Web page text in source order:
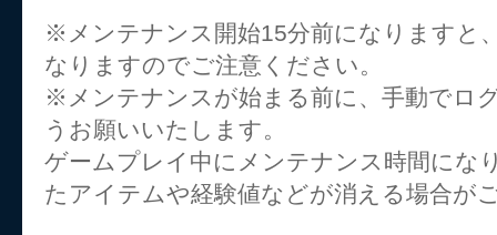
※メンテナンス開始15分前になりますと
なりますのでご注意ください。
※メンテナンスが始まる前に、手動でロ
うお願いいたします。
ゲームプレイ中にメンテナンス時間にな
たアイテムや経験値などが消える場合が